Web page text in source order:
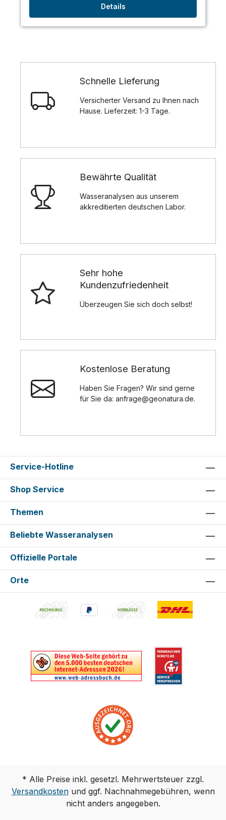
Details
Schnelle Lieferung
Versicherter Versand zu Ihnen nach
Hause. Lieferzeit: 1-3 Tage.
Bewährte Qualität
Wasseranalysen aus unserem
akkreditierten deutschen Labor.
Sehr hohe
Kundenzufriedenheit
Überzeugen Sie sich doch selbst!
Kostenlose Beratung
Haben Sie Fragen? Wir sind gerne
für Sie da: anfrage@geonatura.de.
Service-Hotline
Shop Service
Themen
Beliebte Wasseranalysen
Offizielle Portale
Orte
* Alle Preise inkl. gesetzl. Mehrwertsteuer zzgl.
Versandkostenund ggf. Nachnahmegebühren, wenn
nicht anders angegeben.